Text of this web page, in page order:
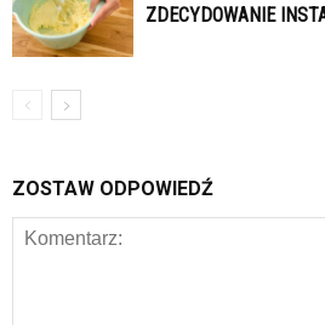
ZDECYDOWANIE
ZOSTAW ODPOWIEDŹ